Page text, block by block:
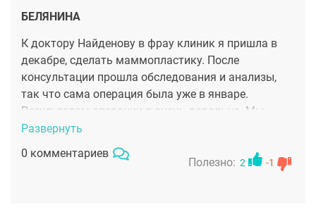
БЕЛЯНИНА
К доктору Найденову в фрау клиник я пришла в
декабре, сделать маммопластику. После
консультации прошла обследования и анализы,
так что сама операция была уже в январе.
Результатом операции я очень довольна. Мы
достигли той цели, которую я озвучила на
консультации в самом начале - сделать грудь как
можно больше натуральнее. Именно так Николай
Развернуть
0 комментариев
Полезно: 2 -1